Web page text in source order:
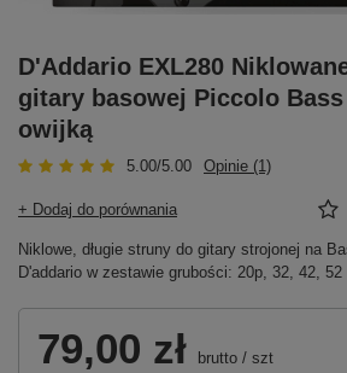
D'Addario EXL280
gitary basowej Piccolo Bass
owijką
5.00/5.00 Opinie (1)
+ Dodaj do porównania
Niklowe, długie struny do gitary strojonej na
D'addario w zestawie grubości: 20p, 32, 42, 52
79,00 zł brutto / szt